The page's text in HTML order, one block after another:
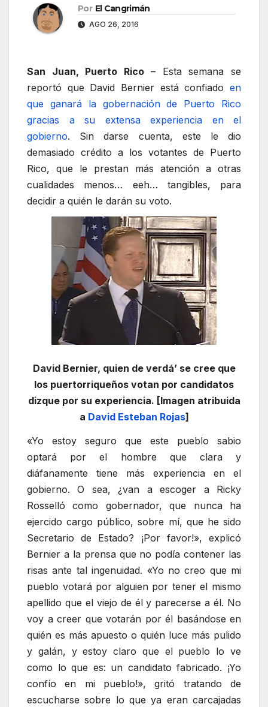
Por El Cangrimán
AGO 26, 2016
San Juan, Puerto Rico– Esta semana se
reportó que David Bernier está confiado en
que ganará la gobernación de Puerto Rico
gracias a su extensa experiencia en el
gobierno. Sin darse cuenta, este le dio
demasiado crédito a los votantes de Puerto
Rico, que le prestan más atención a otras
cualidades menos… eeh… tangibles, para
decidir a quién le darán su voto.
David Bernier, quien de verdá’ se cree que
los puertorriqueños votan por candidatos
dizque por su experiencia. [Imagen atribuida
a David Esteban Rojas]
«Yo estoy seguro que este pueblo sabio
optará por el hombre que clara y
diáfanamente tiene más experiencia en el
gobierno. O sea, ¿van a escoger a Ricky
Rosselló como gobernador, que nunca ha
ejercido cargo público, sobre mí, que he sido
Secretario de Estado? ¡Por favor!», explicó
Bernier a la prensa que no podía contener las
risas ante tal ingenuidad. «Yo no creo que mi
pueblo votará por alguien por tener el mismo
apellido que el viejo de él y parecerse a él. No
voy a creer que votarán por él basándose en
quién es más apuesto o quién luce más pulido
y galán, y estoy claro que el pueblo lo ve
como lo que es: un candidato fabricado. ¡Yo
confío en mi pueblo!», gritó tratando de
escucharse sobre lo que ya eran carcajadas